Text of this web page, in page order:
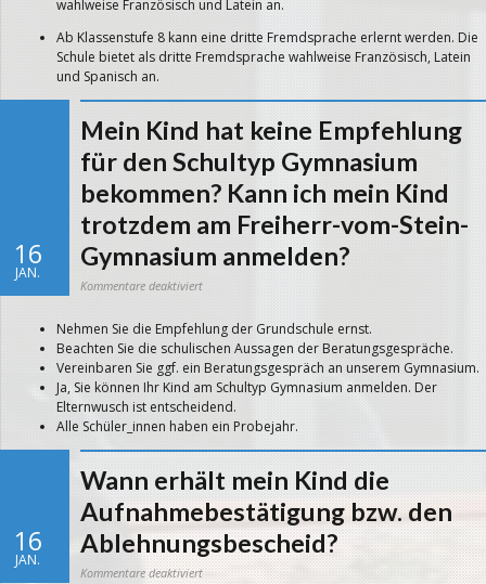
der
angebotenen
Fremdsprachen
lernen?
wahlweise Französisch und Latein an.
Ab Klassenstufe 8 kann eine dritte Fremdsprache erlernt werden. Die
Schule bietet als dritte Fremdsprache wahlweise Französisch, Latein
und Spanisch an.
16
JAN.
Mein Kind hat keine Empfehlung
für den Schultyp Gymnasium
bekommen? Kann ich mein Kind
trotzdem am Freiherr-vom-Stein-
Gymnasium anmelden?
Kommentare deaktiviertfür
keine
Empfehlung
für
den
Schultyp
Gymnasium
bekommen?
Kann
ich
mein
Kind
trotzdem
Freiherr-
vom-
Stein-
Gymnasium
anmelden?
Nehmen Sie die Empfehlung der Grundschule ernst.
Beachten Sie die schulischen Aussagen der Beratungsgespräche.
Vereinbaren Sie ggf. ein Beratungsgespräch an unserem Gymnasium.
Ja, Sie können Ihr Kind am Schultyp Gymnasium anmelden. Der
Elternwusch ist entscheidend.
Alle Schüler_innen haben ein Probejahr.
16
JAN.
Wann erhält mein Kind die
Aufnahmebestätigung bzw. den
Ablehnungsbescheid?
Kommentare deaktiviertfür